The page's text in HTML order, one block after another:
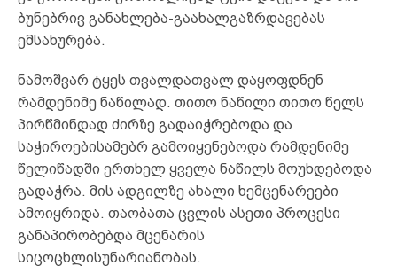
ბუნებრივ განახლება-გაახალგაზრდავებას
ემსახურება.
ნამოშვარ ტყეს თვალდათვალ დაყოფდნენ
რამდენიმე ნაწილად. თითო ნაწილი თითო წელს
პირწმინდად ძირზე გადაიჭრებოდა და
საჭიროებისამებრ გამოიყენებოდა რამდენიმე
წელიწადში ერთხელ ყველა ნაწილს მოუხდებოდა
გადაჭრა. მის ადგილზე ახალი ხემცენარეები
ამოიყრიდა. თაობათა ცვლის ასეთი პროცესი
განაპირობებდა მცენარის
სიცოცხლისუნარიანობას.